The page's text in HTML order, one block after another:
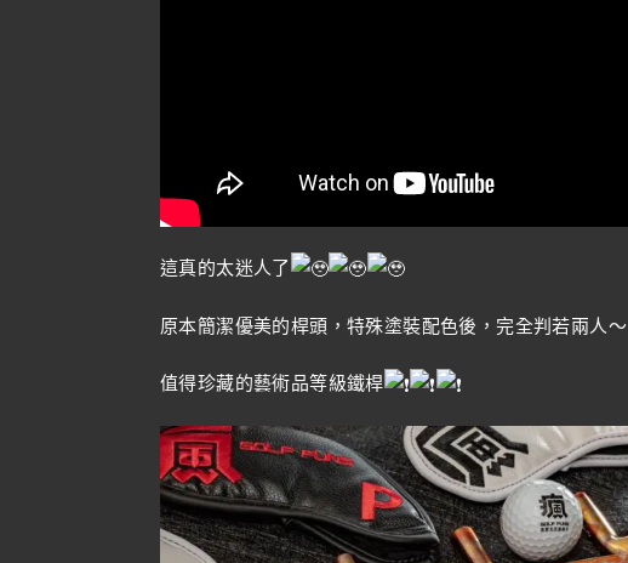
這真的太迷人了
原本簡潔優美的桿頭，特殊塗裝配色後，完全判若兩人～
值得珍藏的藝術品等級鐵桿